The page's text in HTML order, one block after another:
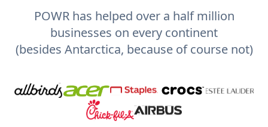
POWR has helped over a half million
businesses on every continent
(besides Antarctica, because of course not)